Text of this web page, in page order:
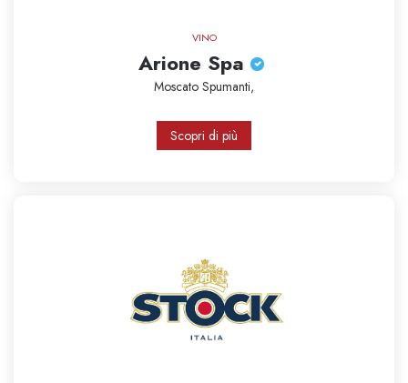
VINO
Arione Spa
Moscato Spumanti,
Scopri di più